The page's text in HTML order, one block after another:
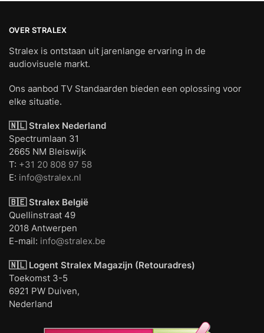
OVER STRALEX
Stralex is ontstaan uit jarenlange ervaring in de
audiovisuele markt.
Ons aanbod TV Standaarden bieden een oplossing voor
elke situatie.
🇳🇱 Stralex Nederland
Spectrumlaan 31
2665 NM Bleiswijk
T: +31 20 808 97 58
E: info@stralex.nl
🇧🇪 Stralex België
Quellinstraat 49
2018 Antwerpen
E-mail: info@stralex.be
🇳🇱 Logent Stralex Magazijn (Retouradres)
Toekomst 3-5
6921 PW Duiven,
Nederland